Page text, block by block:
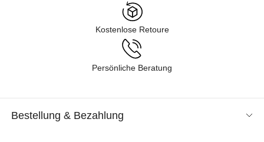
Kostenlose Retoure
Persönliche Beratung
Bestellung & Bezahlung